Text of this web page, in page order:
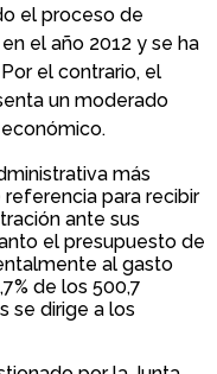
el proceso de
el año 2012 y se ha
el contrario, el
un moderado
más
para recibir
ante sus
el presupuesto de
al gasto
de los 500,7
se dirige a los